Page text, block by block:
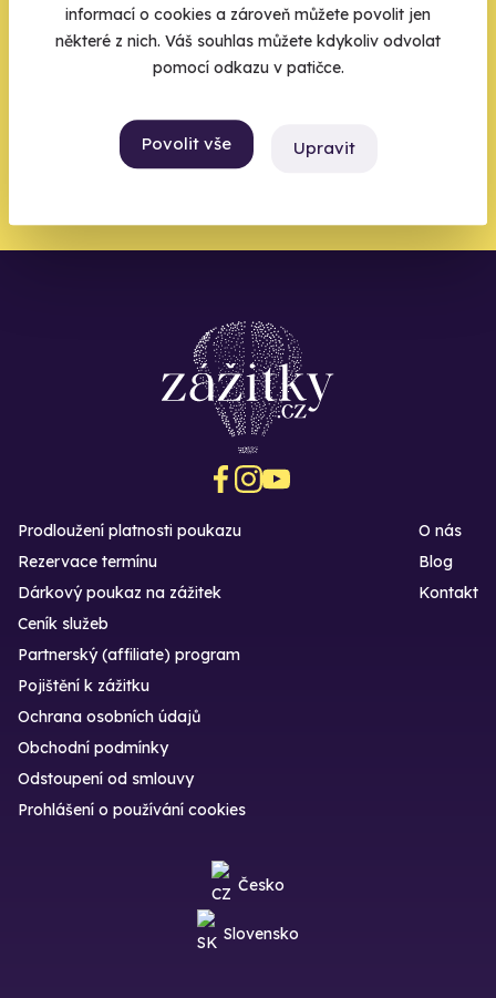
informací o cookies a zároveň můžete povolit jen
některé z nich. Váš souhlas můžete kdykoliv odvolat
pomocí odkazu v patičce.
Povolit vše Upravit
Váš e-mail je vstupenka do světa, kde se žije naplno. Pojďte
do toho.
Chci být u toho
Prodloužení platnosti poukazu
Rezervace termínu
Dárkový poukaz na zážitek
O nás
Blog
Kontakt
Ceník služeb
Partnerský (affiliate) program
Pojištění k zážitku
Ochrana osobních údajů
Obchodní podmínky
Odstoupení od smlouvy
Prohlášení o používání cookies
Česko
Slovensko